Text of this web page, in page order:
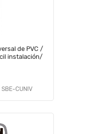
instalación/
CUNIV